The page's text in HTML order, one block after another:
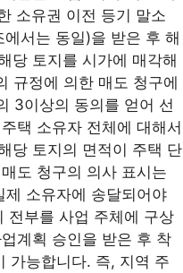
소유권 이전 등기 말소
서는 동일)을 받은 후 해
당 토지를 시가에 매각해
규정에 의한 매도 청구에
3이상의 동의를 얻어 선
택 소유자 전체에 대해서
당 토지의 면적이 주택 단
도 청구의 의사 표시는
소유자에 송달되어야
부를 사업 주체에 구상
계획 승인을 받은 후 착
가능합니다. 즉, 지역 주